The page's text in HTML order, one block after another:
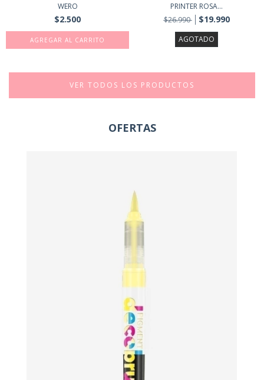
WERO
$2.500
PRINTER ROSA...
$26.990
$19.990
AGOTADO
VER TODOS LOS PRODUCTOS
OFERTAS